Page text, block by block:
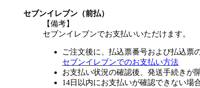
セブンイレブン（前払）
【備考】
セブンイレブンでお支払いいただけます。
ご注文後に、払込票番号および払込票
セブンイレブンでのお支払い方法
お支払い状況の確認後、発送手続きが
14日以内にお支払いが確認できない場